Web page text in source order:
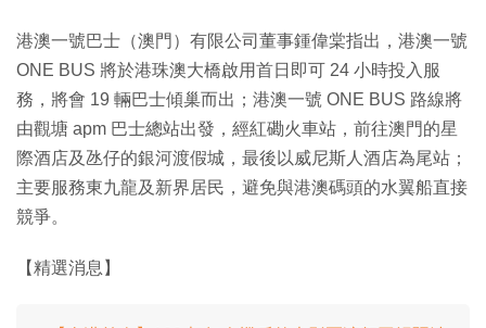
港澳一號巴士（澳門）有限公司董事鍾偉棠指出，港澳一號
ONE BUS 將於港珠澳大橋啟用首日即可 24 小時投入服
務，將會 19 輛巴士傾巢而出；港澳一號 ONE BUS 路線將
由觀塘 apm 巴士總站出發，經紅磡火車站，前往澳門的星
際酒店及氹仔的銀河渡假城，最後以威尼斯人酒店為尾站；
主要服務東九龍及新界居民，避免與港澳碼頭的水翼船直接
競爭。
【精選消息】